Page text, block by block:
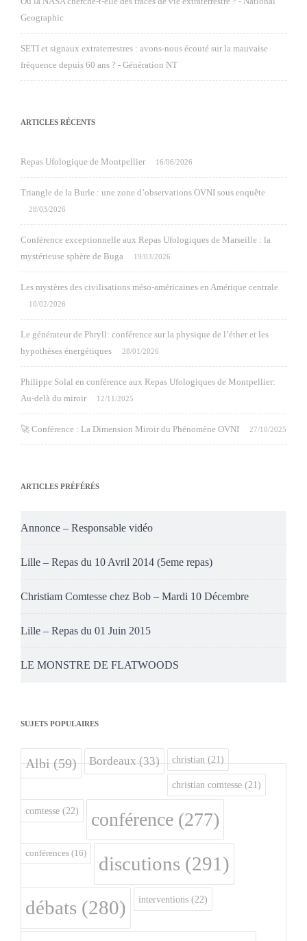
Geographic
SETI et signaux extraterrestres : avons-nous écouté sur la mauvaise
fréquence depuis 60 ans ? - Génération NT
ARTICLES RÉCENTS
Repas Ufologique de Montpellier 16/06/2026
Triangle de la Burle : une zone d’observations OVNI sous enquête
28/03/2026
Conférence exceptionnelle aux Repas Ufologiques de Marseille : la
mystérieuse sphère de Buga
19/03/2026
Les mystères des civilisations méso-américaines en Amérique centrale
10/02/2026
Le générateur de Phryll: conférence sur la physique de l’éther et les
hypothèses énergétiques
28/01/2026
Philippe Solal en conférence aux Repas Ufologiques de Montpellier:
Au-delà du miroir
12/11/2025
🚀 Conférence : La Dimension Miroir du Phénomène OVNI 27/10/2025
ARTICLES PRÉFÉRÉS
Annonce – Responsable vidéo
Lille – Repas du 10 Avril 2014 (5eme repas)
Christiam Comtesse chez Bob – Mardi 10 Décembre
Lille – Repas du 01 Juin 2015
LE MONSTRE DE FLATWOODS
SUJETS POPULAIRES
Albi(59) Bordeaux(33) christian (21)
christian comtesse (21)
comtesse (22) conférence (277)
conférences (16) discutions (291)
débats (280) interventions (22)